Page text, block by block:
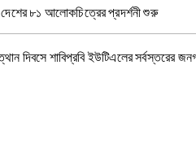
দেশের ৮১ আলোকচিত্রের প্রদর্শনী শুরু
দিবসে শাবিপ্রবি ইউটিএলের সর্বস্তরের